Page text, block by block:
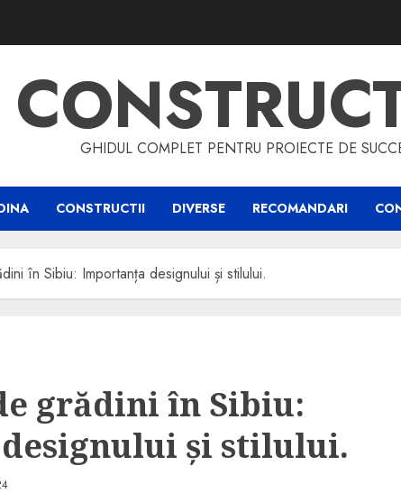
GHIDUL COMPLET PENTRU PROIECTE DE
CONSTRUCTII DIVERSE RECOMANDARI
în Sibiu: Importanța designului și stilului.
grădini în Sibiu:
și stilului.